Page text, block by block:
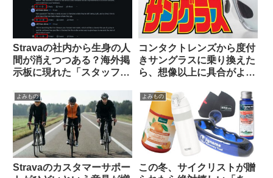
Stravaの社内から生身の人
間が消えつつある？海外掲
示板に現れた「スタッフ」
ッシングを受ける
コンタクトレンズから度付
きサングラスに乗り換えた
ら、想像以上に具合がよか
よみもの
Stravaのカスタマーサポー
よみもの
この冬、サイクリストが贈